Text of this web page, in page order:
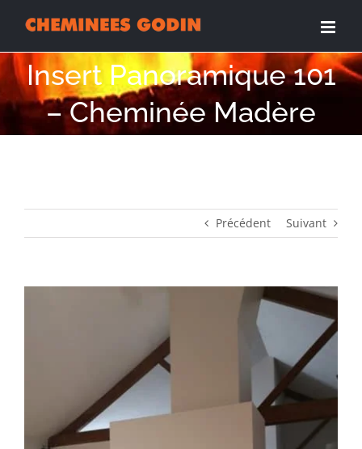
Insert Panoramique 101
– Cheminée Madère
Précédent Suivant